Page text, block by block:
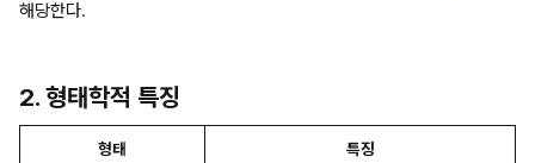
해당한다.
2. 형태학적 특징
형태 특징